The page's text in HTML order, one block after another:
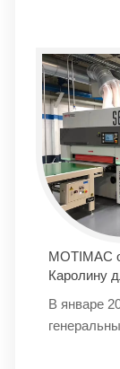
эталоном
Для
обращают
домашняя
чувством
Каждая
кабинета
которое
этого
MOTIMAC
Каролину
В январе